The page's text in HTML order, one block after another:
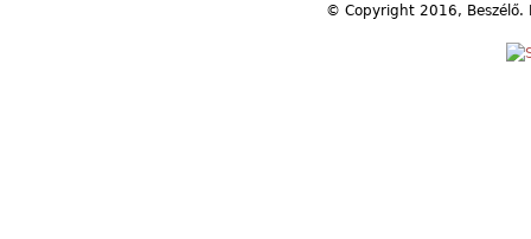
© Copyright 2016,